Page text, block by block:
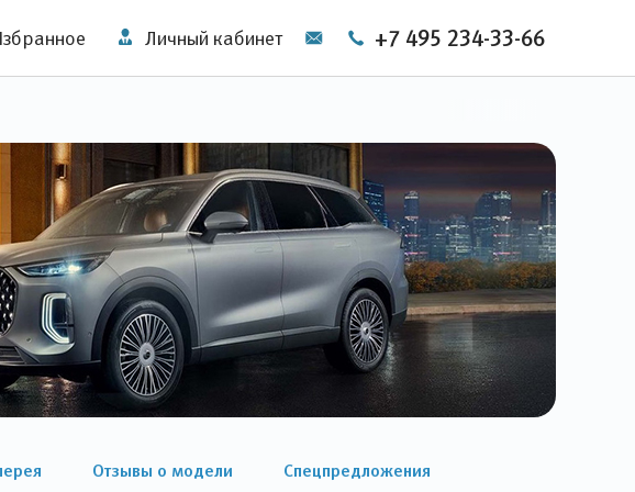
Личный кабинет +7 495 234-33-66
Отзывы о модели Спецпредложения